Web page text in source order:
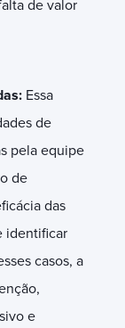
de valor
Essa
de
pela equipe
de
das
identificar
casos, a
e